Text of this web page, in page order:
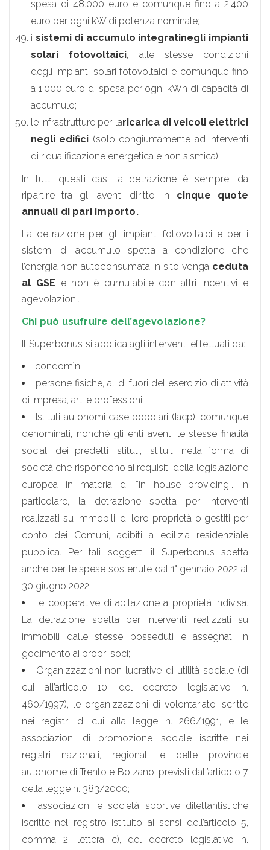
spesa di 48.000 euro e comunque fino a 2.400
euro per ogni kW di potenza nominale;
i sistemi di accumulo integratinegli impianti
solari fotovoltaici, alle stesse condizioni
degli impianti solari fotovoltaici e comunque fino
a 1.000 euro di spesa per ogni kWh di capacità di
accumulo;
le infrastrutture per laricarica di veicoli elettrici
negli edifici (solo congiuntamente ad interventi
di riqualificazione energetica e non sismica).
In tutti questi casi la detrazione è sempre, da
ripartire tra gli aventi diritto in cinque quote
annuali di pari importo.
La detrazione per gli impianti fotovoltaici e per i
sistemi di accumulo spetta a condizione che
l’energia non autoconsumata in sito venga ceduta
al GSE e non è cumulabile con altri incentivi e
agevolazioni.
Chi può usufruire dell’agevolazione?
Il Superbonus si applica agli interventi effettuati da:
condomìni;
persone fisiche, al di fuori dell’esercizio di attività
di impresa, arti e professioni;
Istituti autonomi case popolari (Iacp), comunque
denominati, nonché gli enti aventi le stesse finalità
sociali dei predetti Istituti, istituiti nella forma di
società che rispondono ai requisiti della legislazione
europea in materia di “in house providing”. In
particolare, la detrazione spetta per interventi
realizzati su immobili, di loro proprietà o gestiti per
conto dei Comuni, adibiti a edilizia residenziale
pubblica. Per tali soggetti il Superbonus spetta
anche per le spese sostenute dal 1° gennaio 2022 al
30 giugno 2022;
le cooperative di abitazione a proprietà indivisa.
La detrazione spetta per interventi realizzati su
immobili dalle stesse posseduti e assegnati in
godimento ai propri soci;
Organizzazioni non lucrative di utilità sociale (di
cui all’articolo 10, del decreto legislativo n.
460/1997), le organizzazioni di volontariato iscritte
nei registri di cui alla legge n. 266/1991, e le
associazioni di promozione sociale iscritte nei
registri nazionali, regionali e delle provincie
autonome di Trento e Bolzano, previsti dall’articolo 7
della legge n. 383/2000;
associazioni e società sportive dilettantistiche
iscritte nel registro istituito ai sensi dell’articolo 5,
comma 2, lettera c), del decreto legislativo n.